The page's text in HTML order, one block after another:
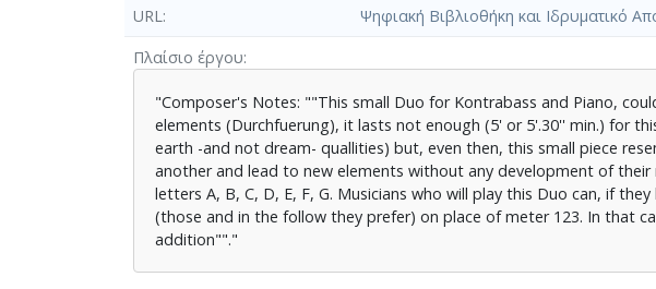
URL
Ψηφιακή Βιβλιοθήκη και Ιδρυματικό
Πλαίσιο έργου
"Composer's Notes: ""This small Duo for Kontrabass and Piano,
elements (Durchfuerung), it lasts not enough (5' or 5'.30'' min.) for
earth -and not dream- quallities) but, even then, this small piece
another and lead to new elements without any development of
letters A, B, C, D, E, F, G. Musicians who will play this Duo can, if
(those and in the follow they prefer) on place of meter 123. In that
addition""."